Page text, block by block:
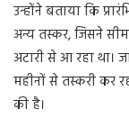
उन्होंने बताया कि
अन्य तस्कर, जिसने
अटारी से आ रहा था।
महीनों से तस्करी कर
की है।